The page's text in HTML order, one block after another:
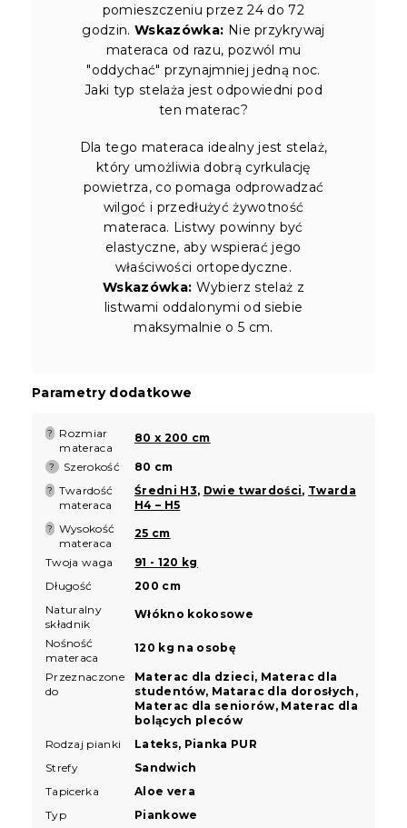
pomieszczeniu przez 24 do 72
godzin.Wskazówka: Nie przykrywaj
materaca od razu, pozwól mu
"oddychać" przynajmniej jedną noc.
Jaki typ stelaża jest odpowiedni pod
ten materac?
Dla tego materaca idealny jest stelaż,
który umożliwia dobrą cyrkulację
powietrza, co pomaga odprowadzać
wilgoć i przedłużyć żywotność
materaca. Listwy powinny być
elastyczne, aby wspierać jego
właściwości ortopedyczne.
Wskazówka: Wybierz stelaż z
listwami oddalonymi od siebie
maksymalnie o 5 cm.
Parametry dodatkowe
?
Rozmiar
materaca
80 x 200 cm
? Szerokość 80 cm
?
Twardość
materaca
Średni H3, Dwie twardości, Twarda
H4 – H5
?
Wysokość
materaca
25 cm
Twoja waga
91 - 120 kg
Długość
200 cm
Naturalny
składnik
Włókno kokosowe
Nośność
materaca
120 kg na osobę
Przeznaczone
do
Materac dla dzieci, Materac dla
studentów, Matarac dla dorosłych,
Materac dla seniorów, Materac dla
bolących pleców
Rodzaj pianki
Lateks, Pianka PUR
Strefy
Sandwich
Tapicerka
Aloe vera
Typ
Piankowe